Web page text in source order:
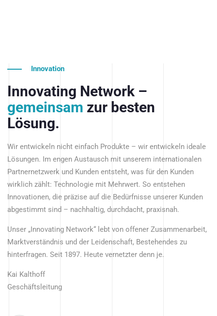
Innovation
Innovating Network –
gemeinsam zur besten
Lösung.
Wir entwickeln nicht einfach Produkte – wir entwickeln ideale
Lösungen. Im engen Austausch mit unserem internationalen
Partnernetzwerk und Kunden entsteht, was für den Kunden
wirklich zählt: Technologie mit Mehrwert. So entstehen
Innovationen, die präzise auf die Bedürfnisse unserer Kunden
abgestimmt sind – nachhaltig, durchdacht, praxisnah.
Unser „Innovating Network“ lebt von offener Zusammenarbeit,
Marktverständnis und der Leidenschaft, Bestehendes zu
hinterfragen. Seit 1897. Heute vernetzter denn je.
Kai Kalthoff
Geschäftsleitung